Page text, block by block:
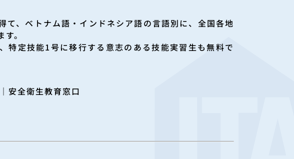
、ベトナム語・インドネシア語の言語別に、全国各地
。
特定技能1号に移行する意志のある技能実習生も無料で
安全衛生教育窓口